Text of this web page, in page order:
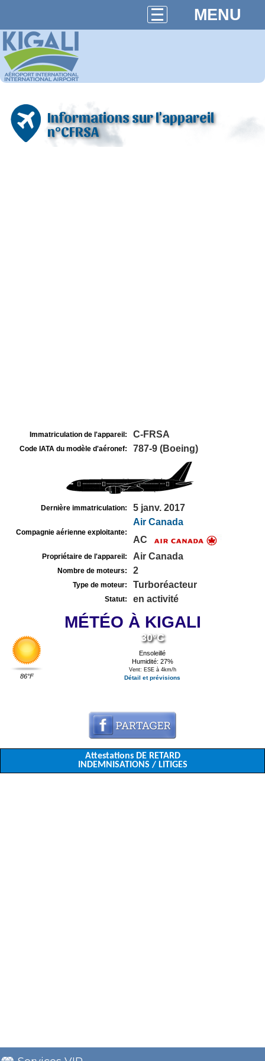
MENU
Informations sur l'appareil
n°CFRSA
Immatriculation de l'appareil: C-FRSA
Code IATA du modèle d'aéronef: 787-9 (Boeing)
Dernière immatriculation: 5 janv. 2017
Compagnie aérienne exploitante:
Air Canada
AC
Propriétaire de l'appareil: Air Canada
Nombre de moteurs: 2
Type de moteur: Turboréacteur
Statut: en activité
MÉTÉO À KIGALI
86°F
30°C
Ensoleillé
Humidité: 27%
Vent: ESE à 4km/h
Détail et prévisions
Attestations DE RETARD
INDEMNISATIONS / LITIGES